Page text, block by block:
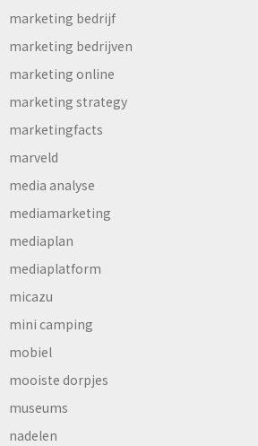
marketing bedrijf
marketing bedrijven
marketing online
marketing strategy
marketingfacts
marveld
media analyse
mediamarketing
mediaplan
mediaplatform
micazu
mini camping
mobiel
mooiste dorpjes
museums
nadelen